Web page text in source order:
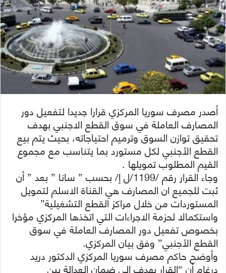
أصدر مصرف سوريا المركزي قرارا جديدا لتفعيل دور
المصارف العاملة في سوق القطع الاجنبي بهدف
تحقيق توازن السوق وترميم احتياجاته، بحيث يتم بيع
القطع الأجنبي لكل مستورد بما يتناسب مع مجموع
القيم المطلوب تمويلها .
وجاء القرار رقم /1199/ل إ/ بحسب ” سانا ” بعد ” أن
ثبت للجميع ان المصارف هي القناة الاسلم لتمويل
المستوردات من خلال مراكز القطع التشغيلية”
واستكمالا لحزمة الاجراءات التي اتخذها المركزي مؤخرا
بخصوص تفعيل دور المصارف العاملة في سوق
القطع الأجنبي” وفق بيان المركزي.
وأوضح حاكم مصرف سوريا المركزي الدكتور دريد
درغام أن “القرار يهدف الى ضمان العدالة بين